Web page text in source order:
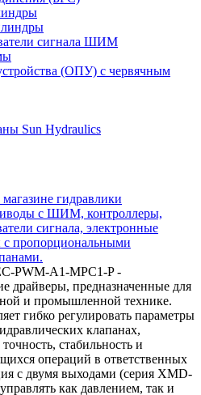
сигнала ШИМ
(ОПУ) с червячным
Sun Hydraulics
гидравлики
с ШИМ, контроллеры,
сигнала, электронные
с пропорциональными
PWM-A1-MPC1-P -
драйверы, предназначенные для
и промышленной технике.
гибко регулировать параметры
клапанах,
стабильность и
операций в ответственных
с двумя выходами (серия XMD-
как давлением, так и